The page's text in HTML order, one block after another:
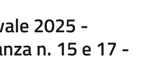
2025 -
n. 15 e 17 -